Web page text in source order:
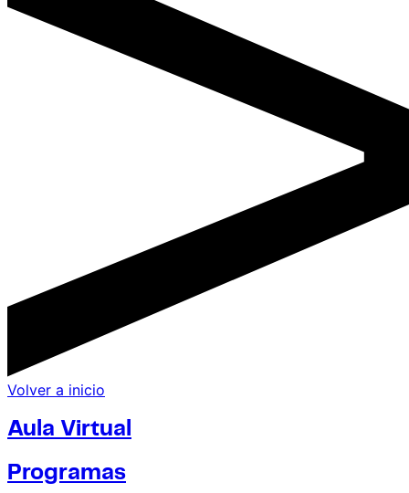
Volver a inicio
Aula Virtual
Programas